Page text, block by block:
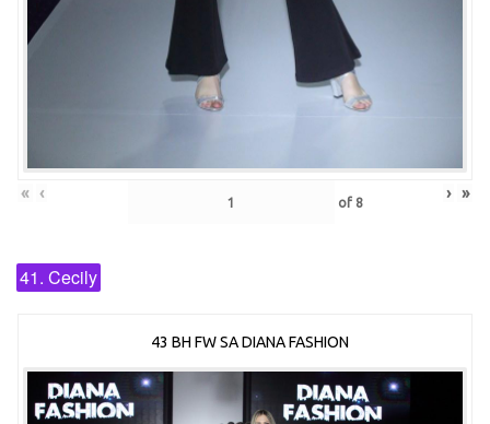
« ‹ of 8 › »
41. Cecily
43 BH FW SA DIANA FASHION